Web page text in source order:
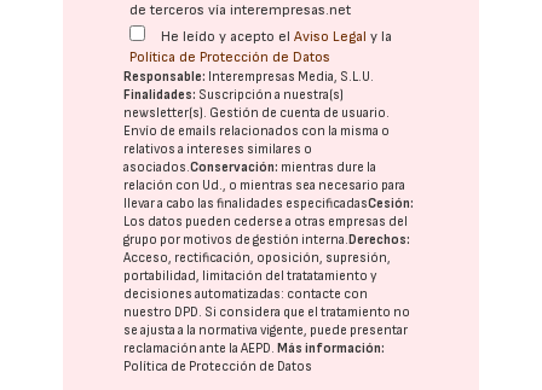
de terceros vía interempresas.net
He leído y acepto elAviso Legal y la
Política de Protección de Datos
Responsable: Interempresas Media, S.L.U.
Finalidades: Suscripción a nuestra(s)
newsletter(s). Gestión de cuenta de usuario.
Envío de emails relacionados con la misma o
relativos a intereses similares o
asociados.Conservación: mientras dure la
relación con Ud., o mientras sea necesario para
llevar a cabo las finalidades especificadasCesión:
Los datos pueden cederse a otras empresas del
grupo por motivos de gestión interna.Derechos:
Acceso, rectificación, oposición, supresión,
portabilidad, limitación del tratatamiento y
decisiones automatizadas: contacte con
nuestro DPD. Si considera que el tratamiento no
se ajusta a la normativa vigente, puede presentar
reclamación ante laAEPD.Más información:
Política de Protección de Datos